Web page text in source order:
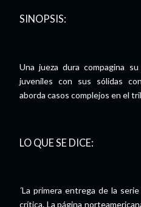
SINOPSIS:
Una jueza dura compagina
juveniles con sus sólidas
aborda casos complejos en el
LO QUE SE DICE:
´La primera entrega de la
crítica. La página